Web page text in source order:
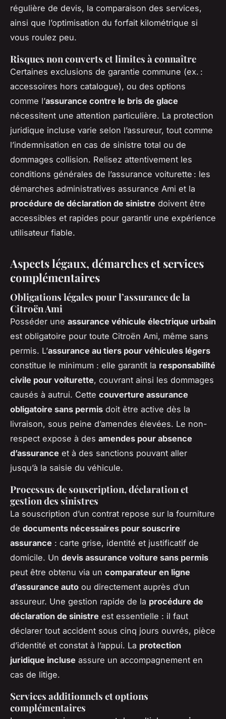
régulière de devis, la comparaison des services,
ainsi que l’optimisation du forfait kilométrique si
vous roulez peu.
Risques non couverts et limites à connaître
Certaines exclusions de garantie commune (ex. :
accessoires hors catalogue), ou des options
comme l’assurance contre le bris de glace
nécessitent une attention particulière. La protection
juridique incluse varie selon l’assureur, tout comme
l’indemnisation en cas de sinistre total ou de
dommages collision. Relisez attentivement les
conditions générales de l’assurance voiturette : les
démarches administratives assurance Ami et la
procédure de déclaration de sinistre doivent être
accessibles et rapides pour garantir une expérience
utilisateur fiable.
Aspects légaux, démarches et services
complémentaires
Obligations légales pour l’assurance de la
Citroën Ami
Posséder une assurance véhicule électrique urbain
est obligatoire pour toute Citroën Ami, même sans
permis. L’assurance au tiers pour véhicules légers
constitue le minimum : elle garantit la responsabilité
civile pour voiturette, couvrant ainsi les dommages
causés à autrui. Cette couverture assurance
obligatoire sans permis doit être active dès la
livraison, sous peine d’amendes élevées. Le non-
respect expose à des amendes pour absence
d’assurance et à des sanctions pouvant aller
jusqu’à la saisie du véhicule.
Processus de souscription, déclaration et
gestion des sinistres
La souscription d’un contrat repose sur la fourniture
de documents nécessaires pour souscrire
assurance : carte grise, identité et justificatif de
domicile. Un devis assurance voiture sans permis
peut être obtenu via un comparateur en ligne
d’assurance auto ou directement auprès d’un
assureur. Une gestion rapide de la procédure de
déclaration de sinistre est essentielle : il faut
déclarer tout accident sous cinq jours ouvrés, pièce
d’identité et constat à l’appui. La protection
juridique incluse assure un accompagnement en
cas de litige.
Services additionnels et options
complémentaires